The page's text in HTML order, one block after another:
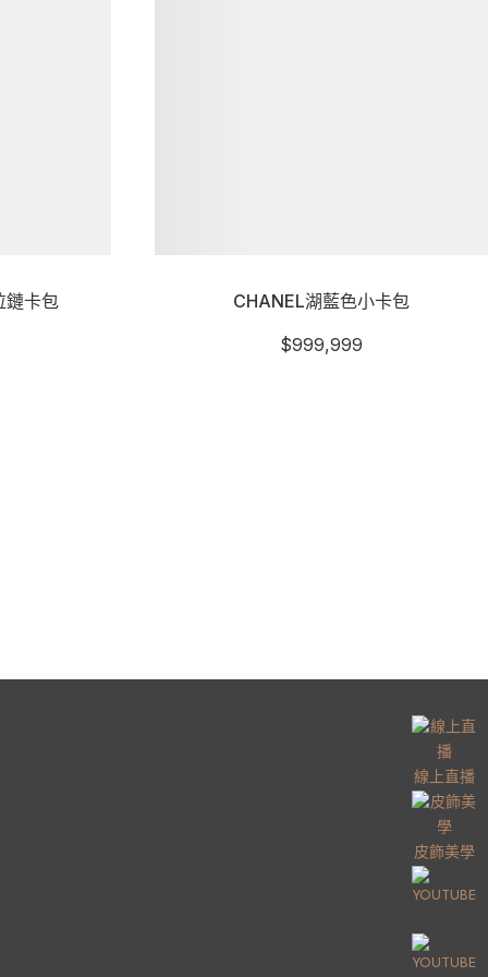
鏈卡包
CHANEL湖藍色小卡包
$999,999
線上直播
皮飾美學